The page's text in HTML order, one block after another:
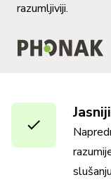
razumljiviji.